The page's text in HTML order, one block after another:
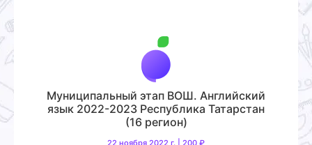
Муниципальный этап ВОШ. Английский
язык 2022-2023 Республика Татарстан
(16 регион)
22 ноября 2022 г. | 200 ₽